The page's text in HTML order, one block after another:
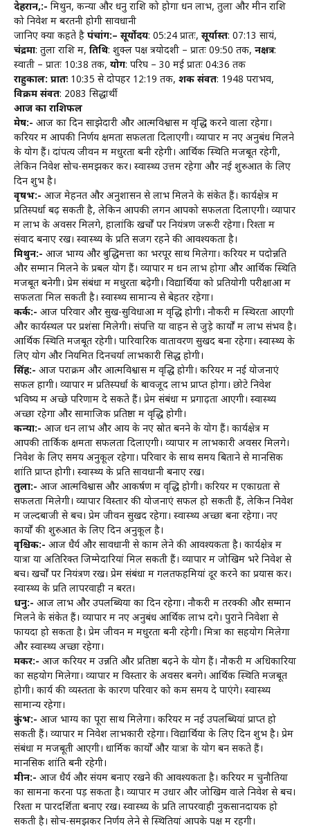
देहरादून,:- मिथुन, कन्या और धनु राशि को होगा धन लाभ, तुला और मीन राशि
को निवेश में बरतनी होगी सावधानी
जानिए क्या कहते है पंचांग:– सूर्योदय: 05:24 प्रातः, सूर्यास्त: 07:13 सायं,
चंद्रमा: तुला राशि में, तिथि: शुक्ल पक्ष त्रयोदशी – प्रातः 09:50 तक, नक्षत्र:
स्वाती – प्रातः 10:38 तक, योग: परिघ – 30 मई प्रातः 04:36 तक
राहुकाल: प्रातः 10:35 से दोपहर 12:19 तक, शक संवत: 1948 पराभव,
विक्रम संवत: 2083 सिद्धार्थी
आज का राशिफल
मेष:- आज का दिन साझेदारी और आत्मविश्वास में वृद्धि करने वाला रहेगा।
करियर में आपकी निर्णय क्षमता सफलता दिलाएगी। व्यापार में नए अनुबंध मिलने
के योग हैं। दांपत्य जीवन में मधुरता बनी रहेगी। आर्थिक स्थिति मजबूत रहेगी,
लेकिन निवेश सोच-समझकर करें। स्वास्थ्य उत्तम रहेगा और नई शुरुआत के लिए
दिन शुभ है।
वृषभ:- आज मेहनत और अनुशासन से लाभ मिलने के संकेत हैं। कार्यक्षेत्र में
प्रतिस्पर्धा बढ़ सकती है, लेकिन आपकी लगन आपको सफलता दिलाएगी। व्यापार
में लाभ के अवसर मिलेंगे, हालांकि खर्चों पर नियंत्रण जरूरी रहेगा। रिश्तों में
संवाद बनाए रखें। स्वास्थ्य के प्रति सजग रहने की आवश्यकता है।
मिथुन:- आज भाग्य और बुद्धिमत्ता का भरपूर साथ मिलेगा। करियर में पदोन्नति
और सम्मान मिलने के प्रबल योग हैं। व्यापार में धन लाभ होगा और आर्थिक स्थिति
मजबूत बनेगी। प्रेम संबंधों में मधुरता बढ़ेगी। विद्यार्थियों को प्रतियोगी परीक्षाओं में
सफलता मिल सकती है। स्वास्थ्य सामान्य से बेहतर रहेगा।
कर्क:- आज परिवार और सुख-सुविधाओं में वृद्धि होगी। नौकरी में स्थिरता आएगी
और कार्यस्थल पर प्रशंसा मिलेगी। संपत्ति या वाहन से जुड़े कार्यों में लाभ संभव है।
आर्थिक स्थिति मजबूत रहेगी। पारिवारिक वातावरण सुखद बना रहेगा। स्वास्थ्य के
लिए योग और नियमित दिनचर्या लाभकारी सिद्ध होगी।
सिंह:- आज पराक्रम और आत्मविश्वास में वृद्धि होगी। करियर में नई योजनाएं
सफल होंगी। व्यापार में प्रतिस्पर्धा के बावजूद लाभ प्राप्त होगा। छोटे निवेश
भविष्य में अच्छे परिणाम दे सकते हैं। प्रेम संबंधों में प्रगाढ़ता आएगी। स्वास्थ्य
अच्छा रहेगा और सामाजिक प्रतिष्ठा में वृद्धि होगी।
कन्या:- आज धन लाभ और आय के नए स्रोत बनने के योग हैं। कार्यक्षेत्र में
आपकी तार्किक क्षमता सफलता दिलाएगी। व्यापार में लाभकारी अवसर मिलेंगे।
निवेश के लिए समय अनुकूल रहेगा। परिवार के साथ समय बिताने से मानसिक
शांति प्राप्त होगी। स्वास्थ्य के प्रति सावधानी बनाए रखें।
तुला:- आज आत्मविश्वास और आकर्षण में वृद्धि होगी। करियर में एकाग्रता से
सफलता मिलेगी। व्यापार विस्तार की योजनाएं सफल हो सकती हैं, लेकिन निवेश
में जल्दबाजी से बचें। प्रेम जीवन सुखद रहेगा। स्वास्थ्य अच्छा बना रहेगा। नए
कार्यों की शुरुआत के लिए दिन अनुकूल है।
वृश्चिक:- आज धैर्य और सावधानी से काम लेने की आवश्यकता है। कार्यक्षेत्र में
यात्रा या अतिरिक्त जिम्मेदारियां मिल सकती हैं। व्यापार में जोखिम भरे निवेश से
बचें। खर्चों पर नियंत्रण रखें। प्रेम संबंधों में गलतफहमियां दूर करने का प्रयास करें।
स्वास्थ्य के प्रति लापरवाही न बरतें।
धनु:- आज लाभ और उपलब्धियों का दिन रहेगा। नौकरी में तरक्की और सम्मान
मिलने के संकेत हैं। व्यापार में नए अनुबंध आर्थिक लाभ देंगे। पुराने निवेशों से
फायदा हो सकता है। प्रेम जीवन में मधुरता बनी रहेगी। मित्रों का सहयोग मिलेगा
और स्वास्थ्य अच्छा रहेगा।
मकर:- आज करियर में उन्नति और प्रतिष्ठा बढ़ने के योग हैं। नौकरी में अधिकारियों
का सहयोग मिलेगा। व्यापार में विस्तार के अवसर बनेंगे। आर्थिक स्थिति मजबूत
होगी। कार्य की व्यस्तता के कारण परिवार को कम समय दे पाएंगे। स्वास्थ्य
सामान्य रहेगा।
कुंभ:- आज भाग्य का पूरा साथ मिलेगा। करियर में नई उपलब्धियां प्राप्त हो
सकती हैं। व्यापार में निवेश लाभकारी रहेगा। विद्यार्थियों के लिए दिन शुभ है। प्रेम
संबंधों में मजबूती आएगी। धार्मिक कार्यों और यात्रा के योग बन सकते हैं।
मानसिक शांति बनी रहेगी।
मीन:- आज धैर्य और संयम बनाए रखने की आवश्यकता है। करियर में चुनौतियों
का सामना करना पड़ सकता है। व्यापार में उधार और जोखिम वाले निवेश से बचें।
रिश्तों में पारदर्शिता बनाए रखें। स्वास्थ्य के प्रति लापरवाही नुकसानदायक हो
सकती है। सोच-समझकर निर्णय लेने से स्थितियां आपके पक्ष में रहेंगी।